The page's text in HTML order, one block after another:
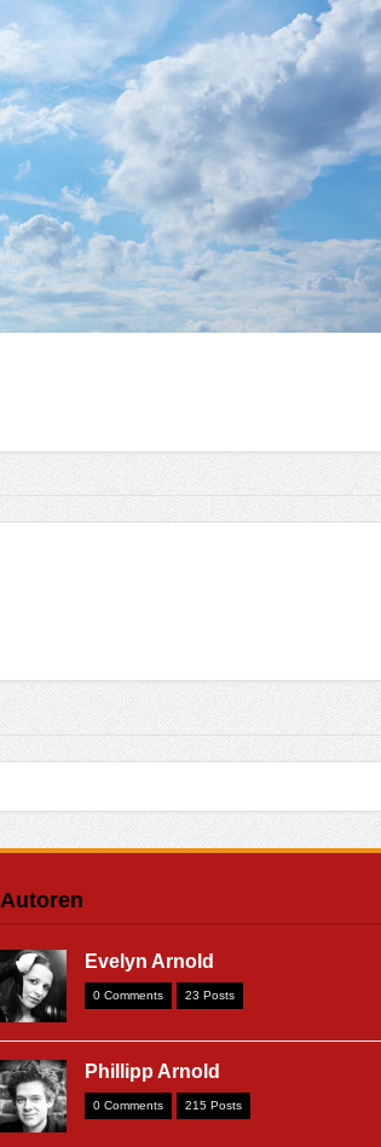
Autoren
Evelyn Arnold
0 Comments 23 Posts
Phillipp Arnold
0 Comments 215 Posts